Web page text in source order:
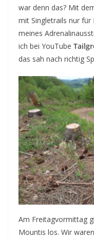
war denn das? Mit
mit Singletrails nur für
meines
ich bei YouTube
das sah nach richtig
Am Freitagvormittag
Mountis los. Wir